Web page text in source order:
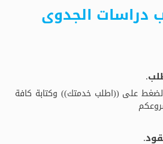
دراسات الجدوى
على ((اطلب خدمتك)) وكتابة كافة